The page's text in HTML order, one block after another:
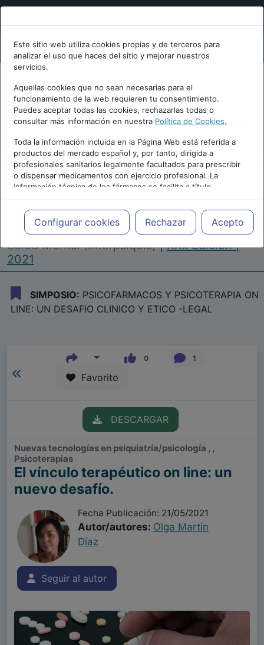
Este sitio web utiliza cookies propias y de terceros para
analizar el uso que haces del sitio y mejorar nuestros
servicios.
Aquellas cookies que no sean necesarias para el
funcionamiento de la web requieren tu consentimiento.
Puedes aceptar todas las cookies, rechazarlas todas o
consultar más información en nuestra Política de Cookies.
Toda la información incluida en la Página Web está referida a
productos del mercado español y, por tanto, dirigida a
profesionales sanitarios legalmente facultados para prescribir
o dispensar medicamentos con ejercicio profesional. La
información técnica de los fármacos se facilita a título
meramente informativo, siendo responsabilidad de los
profesionales facultados prescribir medicamentos y decidir, en
cada caso concreto, el tratamiento más adecuado a las
necesidades del paciente.
Configurar cookies Rechazar Acepto
Repositorio de Artículos |Congreso Virtual
Internacional de Psiquiatría, Psicología y
Salud Mental (Interpsiquis)|XXII Edición |
2021
SIMPOSIO: PSICOFARMACOS Y PSICOTERAPIA ON
LINE: UN DESAFIO CLINICO Y ETICO -LEGAL
0 1
Favorito
DESCARGAR
Nuevas tecnologías en psiquiatría/psicología , ,
Psicoterapias
El vínculo terapéutico on line: un
nuevo desafío.
Fecha Publicación: 21/05/2021
Autor/autores: Olga Martín
Díaz
Seguir al autor